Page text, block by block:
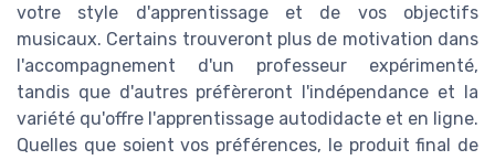
votre style d'apprentissage et de vos objectifs
musicaux. Certains trouveront plus de motivation dans
l'accompagnement d'un professeur expérimenté,
tandis que d'autres préfèreront l'indépendance et la
variété qu'offre l'apprentissage autodidacte et en ligne.
Quelles que soient vos préférences, le produit final de